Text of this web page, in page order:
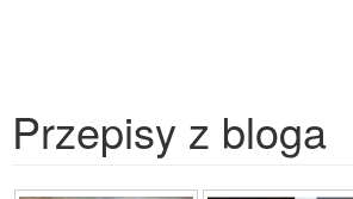
Przepisy z bloga